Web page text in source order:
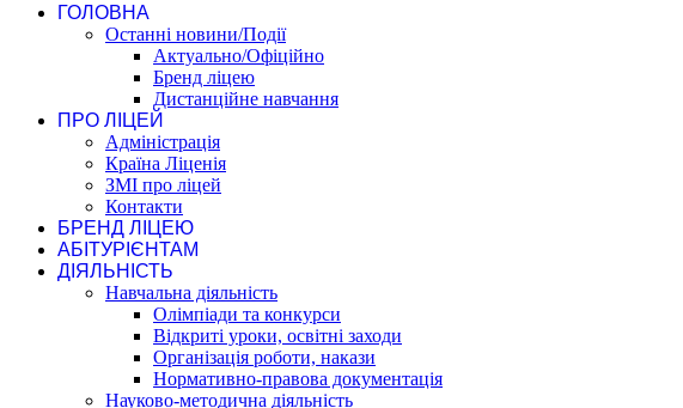
ГОЛОВНА
Останні новини/Події
Актуально/Офіційно
Бренд ліцею
Дистанційне навчання
ПРО ЛІЦЕЙ
Адміністрація
Країна Ліценія
ЗМІ про ліцей
Контакти
БРЕНД ЛІЦЕЮ
АБІТУРІЄНТАМ
ДІЯЛЬНІСТЬ
Навчальна діяльність
Олімпіади та конкурси
Відкриті уроки, освітні заходи
Організація роботи, накази
Нормативно-правова документація
Науково-методична діяльність